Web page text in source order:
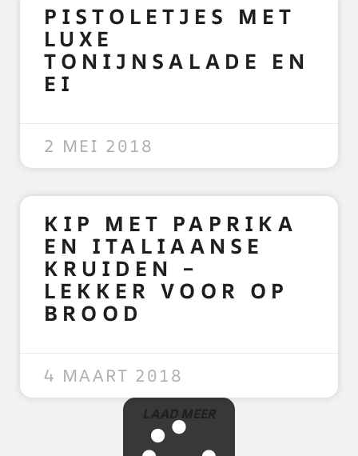
PISTOLETJES MET
LUXE
TONIJNSALADE EN
EI
2 MEI 2018
KIP MET PAPRIKA
EN ITALIAANSE
KRUIDEN –
LEKKER VOOR OP
BROOD
4 MAART 2018
LAAD MEER